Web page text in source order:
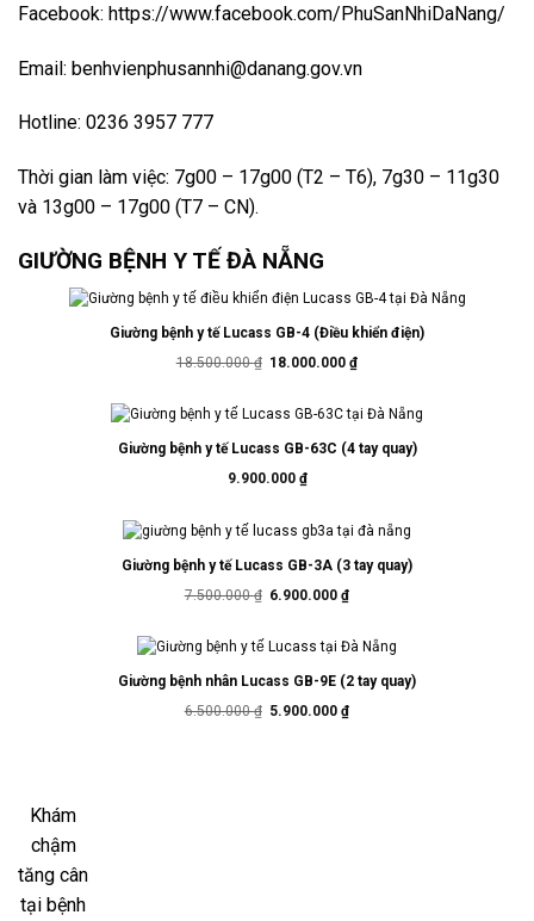
Facebook: https://www.facebook.com/PhuSanNhiDaNang/
Email: benhvienphusannhi@danang.gov.vn
Hotline: 0236 3957 777
Thời gian làm việc: 7g00 – 17g00 (T2 – T6), 7g30 – 11g30
và 13g00 – 17g00 (T7 – CN).
GIƯỜNG BỆNH Y TẾ ĐÀ NẴNG
Giường bệnh y tế Lucass GB-4 (Điều khiển điện)
18.500.000₫ Giá
18.500.000 ₫.
18.000.000₫Giá
hiện
là:
18.000.000 ₫.
Giường bệnh y tế Lucass GB-63C (4 tay quay)
9.900.000 ₫
Giường bệnh y tế Lucass GB-3A (3 tay quay)
7.500.000₫ Giá
6.900.000₫Giá
hiện
là:
6.900.000 ₫.
Giường bệnh nhân Lucass GB-9E (2 tay quay)
6.500.000₫ Giá
5.900.000₫Giá
hiện
Khám
chậm
tăng cân
tại bệnh